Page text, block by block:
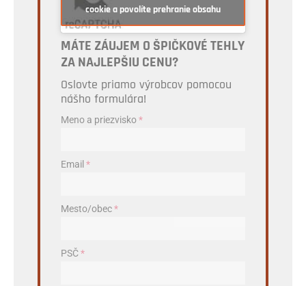
cookie a povolíte prehranie obsahu
MÁTE ZÁUJEM O ŠPIČKOVÉ TEHLY
ZA NAJLEPŠIU CENU?
Oslovte priamo výrobcov pomocou
nášho formulára!
Meno a priezvisko*
Email *
Mesto/obec*
PSČ*